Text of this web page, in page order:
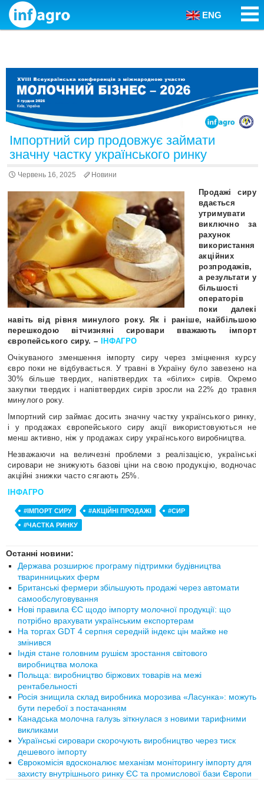
Skip to content
ENG
Імпортний сир продовжує займати
значну частку українського ринку
Червень 16, 2025 Новини
Продажі сиру
вдається
утримувати
виключно за
рахунок
використання
акційних
розпродажів,
а результати у
більшості
операторів
поки далекі
навіть від рівня минулого року. Як і раніше, найбільшою
перешкодою вітчизняні сировари вважають імпорт
європейського сиру. –
ІНФАГРО
Очікуваного зменшення імпорту сиру через зміцнення курсу
євро поки не відбувається. У травні в Україну було завезено на
30% більше твердих, напівтвердих та «білих» сирів. Окремо
закупки твердих і напівтвердих сирів зросли на 22% до травня
минулого року.
Імпортний сир займає досить значну частку українського ринку,
і у продажах європейського сиру акції використовуються не
менш активно, ніж у продажах сиру українського виробництва.
Незважаючи на величезні проблеми з реалізацією, українські
сировари не знижують базові ціни на свою продукцію, водночас
акційні знижки часто сягають 25%.
ІНФАГРО
#ІМПОРТ СИРУ #АКЦІЙНІ ПРОДАЖІ
#СИР
#ЧАСТКА РИНКУ
Останні новини:
Держава розширює програму підтримки будівництва
тваринницьких ферм
Британські фермери збільшують продажі через автомати
самообслуговування
Нові правила ЄС щодо імпорту молочної продукції: що
потрібно врахувати українським експортерам
На торгах GDT 4 серпня середній індекс цін майже не
змінився
Індія стане головним рушієм зростання світового
виробництва молока
Польща: виробництво біржових товарів на межі
рентабельності
Росія знищила склад виробника морозива «Ласунка»: можуть
бути перебої з постачанням
Канадська молочна галузь зіткнулася з новими тарифними
викликами
Українські сировари скорочують виробництво через тиск
дешевого імпорту
Єврокомісія вдосконалює механізм моніторингу імпорту для
захисту внутрішнього ринку ЄС та промислової бази Європи